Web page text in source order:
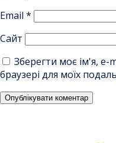
Email *
Сайт
Зберегти моє ім'я, e-
браузері для моїх